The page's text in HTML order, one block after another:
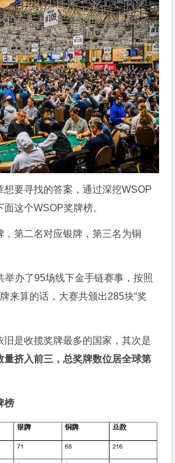
想要寻找的答案，通过深挖WSOP
这个WSOP奖牌榜。
，第二名对应银牌，第三名为铜
举办了95场线下金手链赛事，按照
来算的话，大赛共颁出285块“奖
旧是收揽奖牌最多的国家，其次是
量挤入前三，总奖牌数位居全球第
榜